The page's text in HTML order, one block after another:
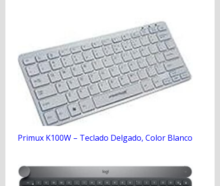
Primux K100W – Teclado Delgado, Color Blanco